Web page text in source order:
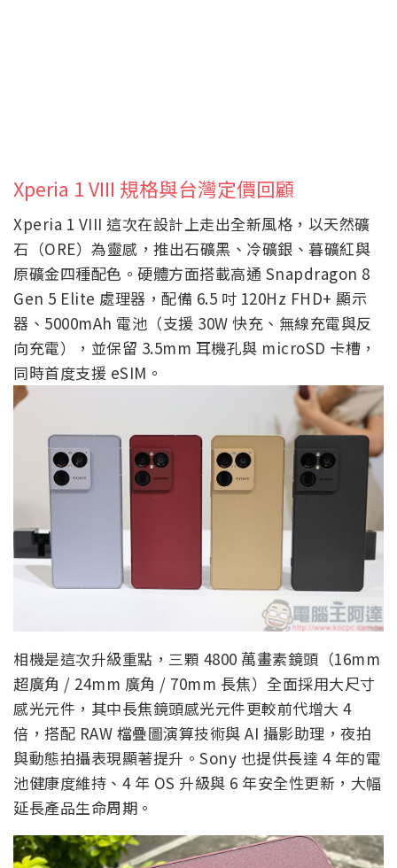
Xperia 1 VIII 規格與台灣定價回顧
Xperia 1 VIII 這次在設計上走出全新風格，以天然礦
石（ORE）為靈感，推出石礦黑、冷礦銀、暮礦紅與
原礦金四種配色。硬體方面搭載高通 Snapdragon 8
Gen 5 Elite 處理器，配備 6.5 吋 120Hz FHD+ 顯示
器、5000mAh 電池（支援 30W 快充、無線充電與反
向充電），並保留 3.5mm 耳機孔與 microSD 卡槽，
同時首度支援 eSIM。
相機是這次升級重點，三顆 4800 萬畫素鏡頭（16mm
超廣角 / 24mm 廣角 / 70mm 長焦）全面採用大尺寸
感光元件，其中長焦鏡頭感光元件更較前代增大 4
倍，搭配 RAW 檔疊圖演算技術與 AI 攝影助理，夜拍
與動態拍攝表現顯著提升。Sony 也提供長達 4 年的電
池健康度維持、4 年 OS 升級與 6 年安全性更新，大幅
延長產品生命周期。